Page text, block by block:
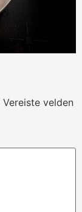
Vereiste velden